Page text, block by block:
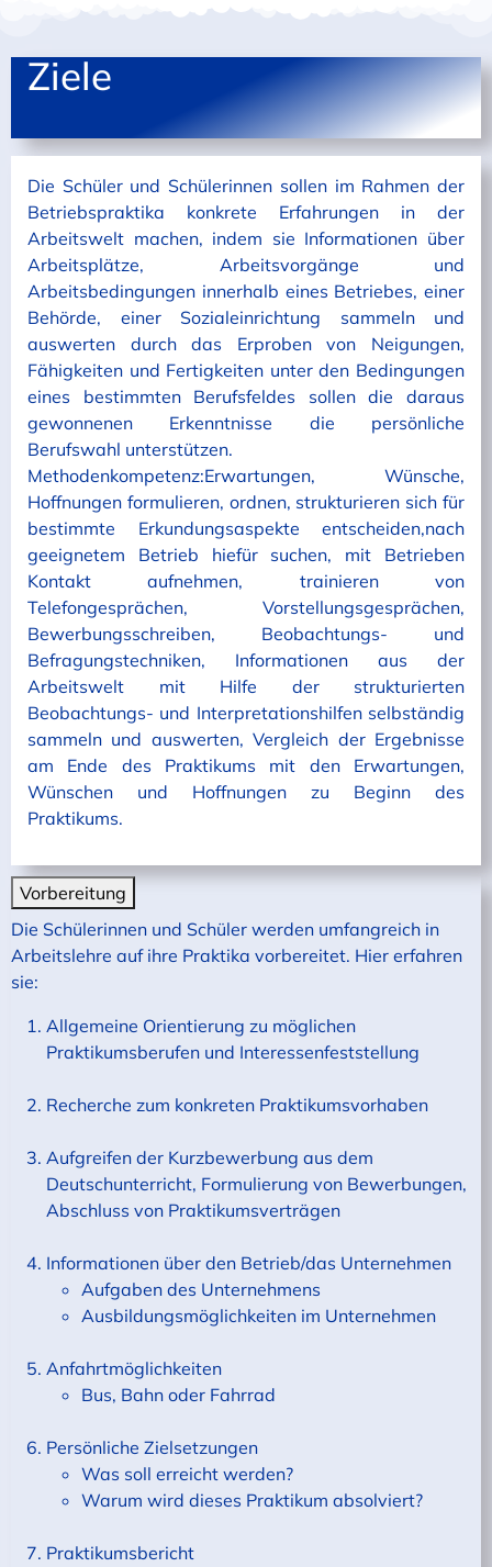
Ziele
Die Schüler und Schülerinnen sollen im Rahmen der
Betriebspraktika konkrete Erfahrungen in der
Arbeitswelt machen, indem sie Informationen über
Arbeitsplätze, Arbeitsvorgänge und
Arbeitsbedingungen innerhalb eines Betriebes, einer
Behörde, einer Sozialeinrichtung sammeln und
auswerten durch das Erproben von Neigungen,
Fähigkeiten und Fertigkeiten unter den Bedingungen
eines bestimmten Berufsfeldes sollen die daraus
gewonnenen Erkenntnisse die persönliche
Berufswahl unterstützen.
Methodenkompetenz:Erwartungen, Wünsche,
Hoffnungen formulieren, ordnen, strukturieren sich für
bestimmte Erkundungsaspekte entscheiden,nach
geeignetem Betrieb hiefür suchen, mit Betrieben
Kontakt aufnehmen, trainieren von
Telefongesprächen, Vorstellungsgesprächen,
Bewerbungsschreiben, Beobachtungs- und
Befragungstechniken, Informationen aus der
Arbeitswelt mit Hilfe der strukturierten
Beobachtungs- und Interpretationshilfen selbständig
sammeln und auswerten, Vergleich der Ergebnisse
am Ende des Praktikums mit den Erwartungen,
Wünschen und Hoffnungen zu Beginn des
Praktikums.
Vorbereitung
Die Schülerinnen und Schüler werden umfangreich in
Arbeitslehre auf ihre Praktika vorbereitet. Hier erfahren
sie:
Allgemeine Orientierung zu möglichen
Praktikumsberufen und Interessenfeststellung
Recherche zum konkreten Praktikumsvorhaben
Aufgreifen der Kurzbewerbung aus dem
Deutschunterricht, Formulierung von Bewerbungen,
Abschluss von Praktikumsverträgen
Informationen über den Betrieb/das Unternehmen
Aufgaben des Unternehmens
Ausbildungsmöglichkeiten im Unternehmen
Anfahrtmöglichkeiten
Bus, Bahn oder Fahrrad
Persönliche Zielsetzungen
Was soll erreicht werden?
Warum wird dieses Praktikum absolviert?
Praktikumsbericht